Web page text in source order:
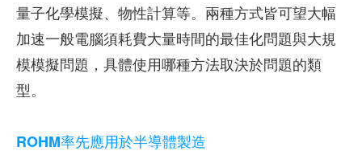
量子化學模擬、物性計算等。兩種方式皆可望大幅
加速一般電腦須耗費大量時間的最佳化問題與大規
模模擬問題，具體使用哪種方法取決於問題的類
型。
ROHM率先應用於半導體製造